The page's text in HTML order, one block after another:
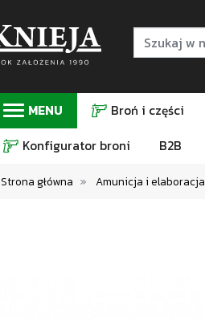
MENU Broń i części
Konfigurator broni
B2B
Strona główna Amunicja i elaboracja